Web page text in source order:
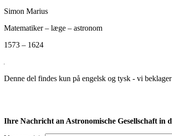
Simon Marius
Matematiker – læge – astronom
1573 – 1624
Denne del findes kun på engelsk og tysk - vi beklager
Ihre Nachricht an Astronomische Gesellschaft